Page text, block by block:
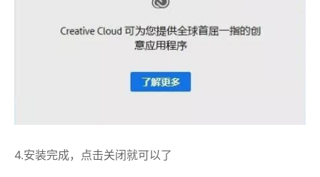
4.安装完成，点击关闭就可以了